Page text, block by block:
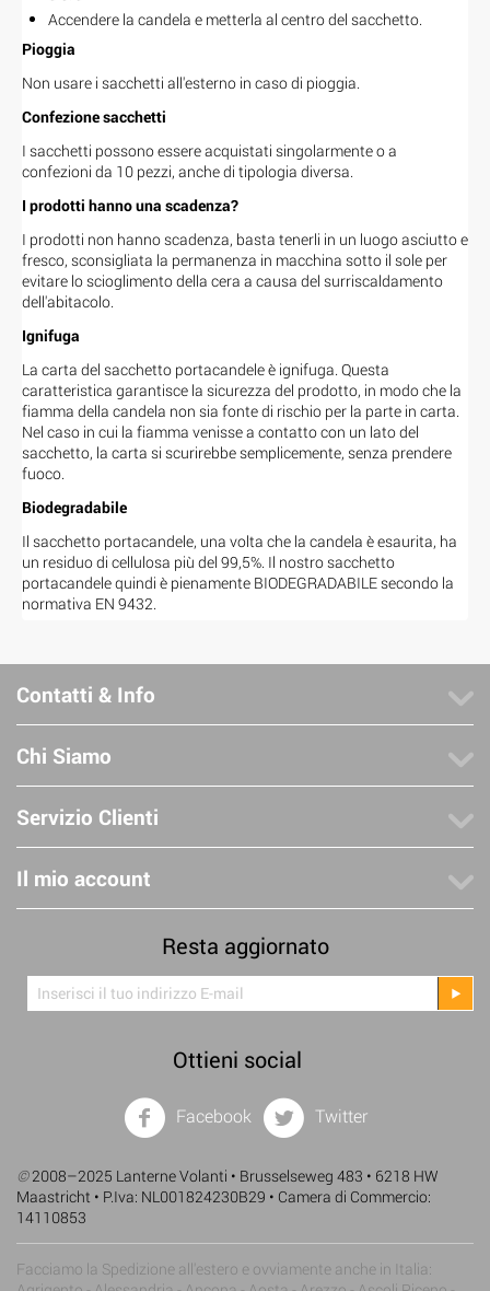
Accendere la candela e metterla al centro del sacchetto.
Pioggia
Non usare i sacchetti all'esterno in caso di pioggia.
Confezione sacchetti
I sacchetti possono essere acquistati singolarmente o a
confezioni da 10 pezzi, anche di tipologia diversa.
I prodotti hanno una scadenza?
I prodotti non hanno scadenza, basta tenerli in un luogo asciutto e
fresco, sconsigliata la permanenza in macchina sotto il sole per
evitare lo scioglimento della cera a causa del surriscaldamento
dell'abitacolo.
Ignifuga
La carta del sacchetto portacandele è ignifuga. Questa
caratteristica garantisce la sicurezza del prodotto, in modo che la
fiamma della candela non sia fonte di rischio per la parte in carta.
Nel caso in cui la fiamma venisse a contatto con un lato del
sacchetto, la carta si scurirebbe semplicemente, senza prendere
fuoco.
Biodegradabile
Il sacchetto portacandele, una volta che la candela è esaurita, ha
un residuo di cellulosa più del 99,5%. Il nostro sacchetto
portacandele quindi è pienamente BIODEGRADABILE secondo la
normativa EN 9432.
Contatti & Info
Chi Siamo
Servizio Clienti
Il mio account
Resta aggiornato
Ottieni social
Facebook Twitter
©2008–2025 Lanterne Volanti • Brusselseweg 483 • 6218 HW
Maastricht • P.Iva: NL001824230B29 • Camera di Commercio:
14110853
Facciamo la Spedizione all'estero e ovviamente anche in Italia: